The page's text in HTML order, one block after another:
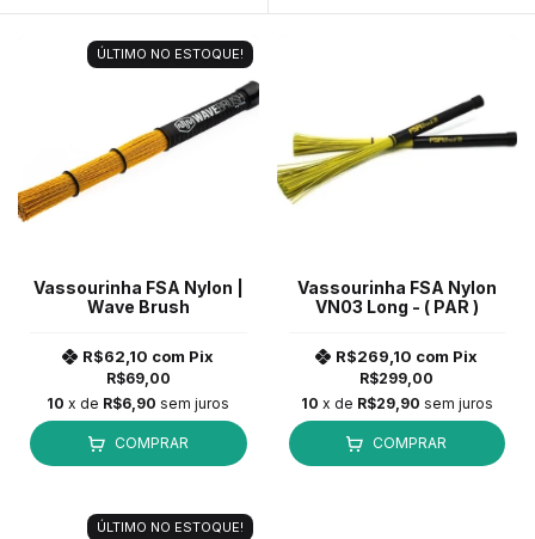
ÚLTIMO NO ESTOQUE!
Vassourinha FSA Nylon |
Wave Brush
R$69,00
R$62,10 com Pix
10 x de R$6,90 sem juros
COMPRAR
Vassourinha FSA Nylon
VN03 Long - ( PAR )
R$299,00
R$269,10 com Pix
10 x de R$29,90 sem juros
COMPRAR
ÚLTIMO NO ESTOQUE!